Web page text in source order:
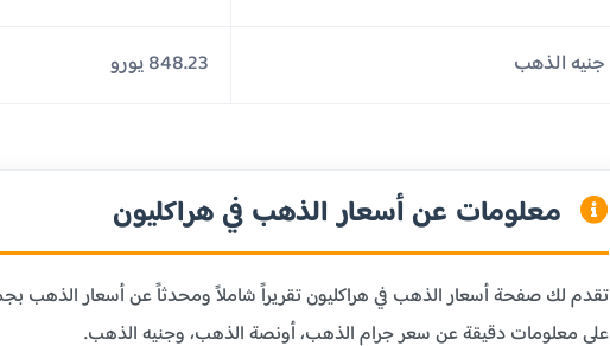
جنيه الذهب 848.23 يورو
معلومات عن أسعار الذهب في هراكليون
تقدم لك صفحة أسعار الذهب في هراكليون تقريراً شاملاً ومحدثاً عن أسعار الذهب
على معلومات دقيقة عن سعر جرام الذهب، أونصة الذهب، وجنيه الذهب.